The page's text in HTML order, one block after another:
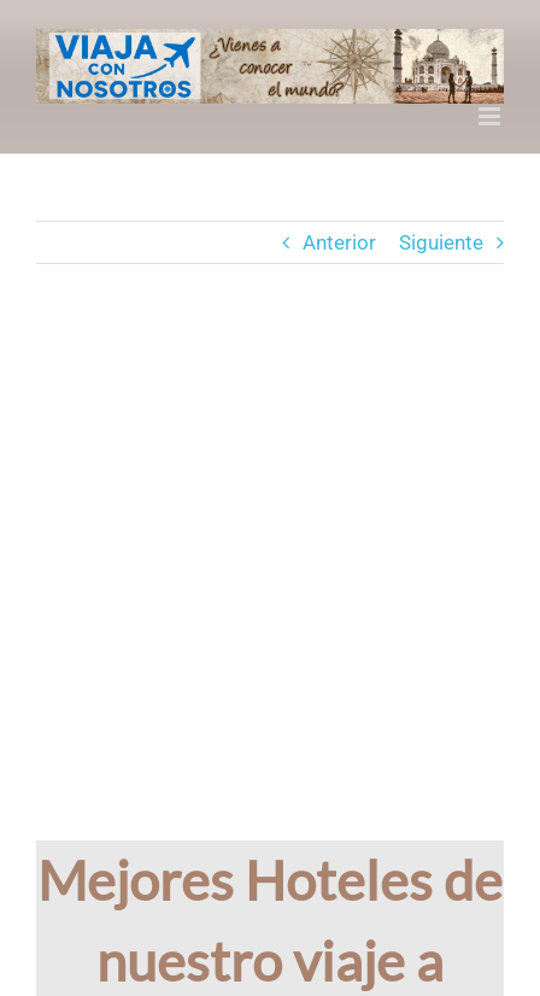
contenido
Anterior Siguiente
Mejores Hoteles de
nuestro viaje a